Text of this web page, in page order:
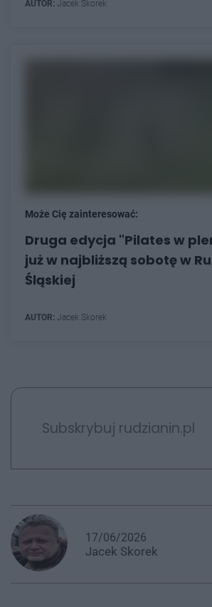
AUTOR: Jacek Skorek
Może Cię zainteresować:
Druga edycja "Pilates w
już w najbliższą sobotę w
Śląskiej
AUTOR: Jacek Skorek
Subskrybuj rudzianin.pl
17/06/2026
Jacek Skorek